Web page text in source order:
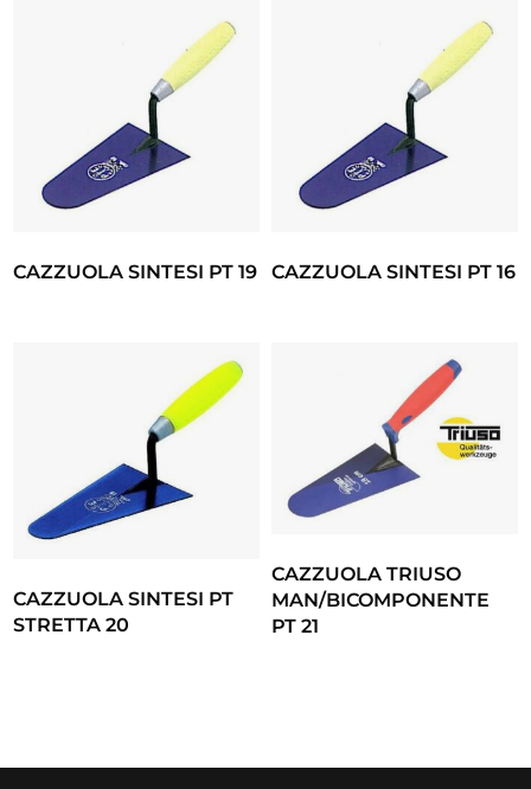
CAZZUOLA SINTESI PT 19 CAZZUOLA SINTESI PT 16
CAZZUOLA SINTESI PT
STRETTA 20
CAZZUOLA TRIUSO
MAN/BICOMPONENTE
PT 21